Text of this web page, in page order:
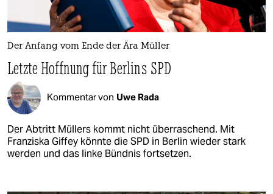
Der Anfang vom Ende der Ära Müller
Letzte Hoffnung für Berlins SPD
Kommentar von Uwe Rada
Der Abtritt Müllers kommt nicht überraschend. Mit
Franziska Giffey könnte die SPD in Berlin wieder stark
werden und das linke Bündnis fortsetzen.